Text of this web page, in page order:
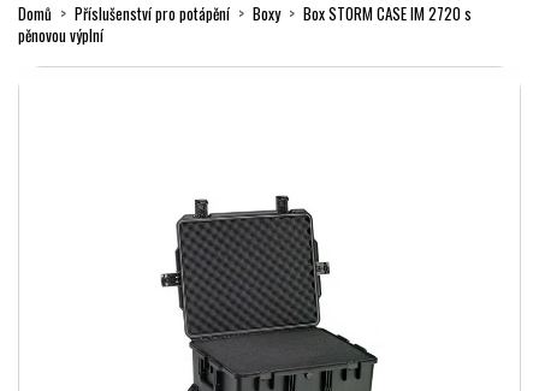
Domů Příslušenství pro potápění Boxy
Box STORM CASE IM 2720 s
pěnovou výplní